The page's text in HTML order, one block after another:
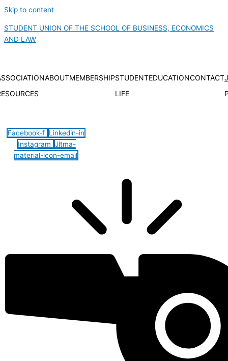
Skip to content
STUDENT UNION OF THE SCHOOL OF BUSINESS, ECONOMICS
AND LAW
ABOUTMEMBERSHIPSTUDENT
LIFE
EDUCATIONCONTACT
Facebook-f Linkedin-in
Instagram Jltma-
material-icon-email